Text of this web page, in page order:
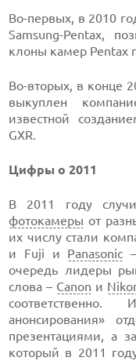
Во-первых, в 2010
Samsung-Pentax,
клоны камер Pentax
Во-вторых, в конце
выкуплен
известной
GXR.
Цифры о 2011
В 2011 году
фотокамеры от
их числу стали
и Fuji и Panasonic
очередь лидеры
слова – Canon и
анонсирования»
презентациями, а
который в 2011